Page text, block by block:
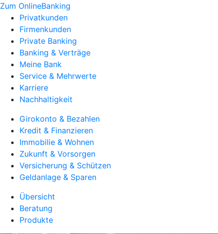
Zum OnlineBanking
Privatkunden
Firmenkunden
Private Banking
Banking & Verträge
Meine Bank
Service & Mehrwerte
Karriere
Nachhaltigkeit
Girokonto & Bezahlen
Kredit & Finanzieren
Immobilie & Wohnen
Zukunft & Vorsorgen
Versicherung & Schützen
Geldanlage & Sparen
Übersicht
Beratung
Produkte